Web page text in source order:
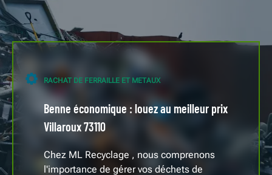
RACHAT DE FERRAILLE ET METAUX
Benne économique : louez au meilleur prix
Villaroux 73110
Chez ML Recyclage , nous comprenons
l'importance de gérer vos déchets de